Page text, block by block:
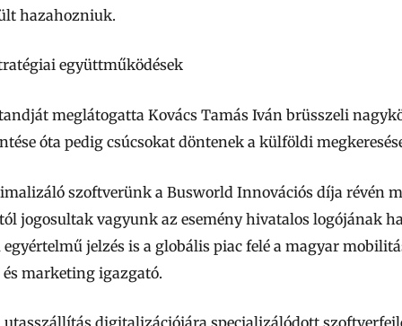
hazahozniuk.
együttműködések
meglátogatta Kovács Tamás Iván brüsszeli
óta pedig csúcsokat döntenek a külföldi
szoftverünk a Busworld Innovációs díja révén
jogosultak vagyunk az esemény hivatalos logójának
jelzés is a globális piac felé a magyar
marketing igazgató.